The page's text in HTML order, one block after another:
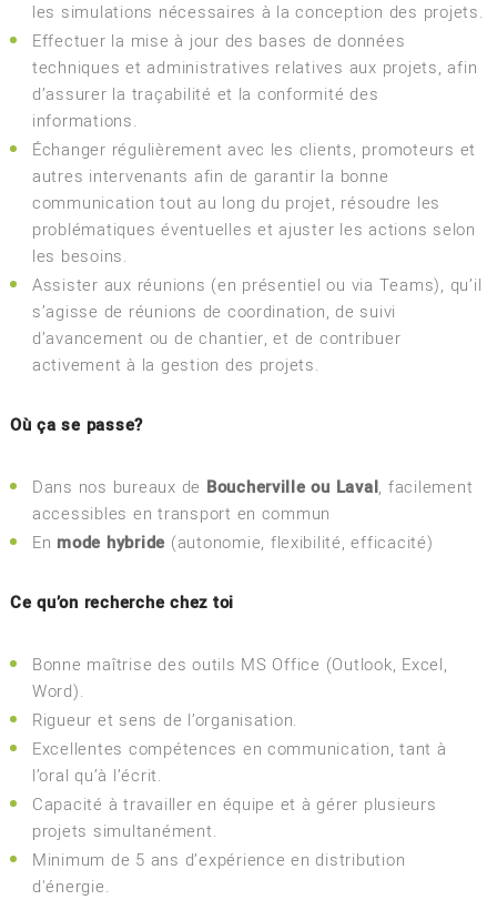
les simulations nécessaires à la conception des projets.
Effectuer la mise à jour des bases de données
techniques et administratives relatives aux projets, afin
d’assurer la traçabilité et la conformité des
informations.
Échanger régulièrement avec les clients, promoteurs et
autres intervenants afin de garantir la bonne
communication tout au long du projet, résoudre les
problématiques éventuelles et ajuster les actions selon
les besoins.
Assister aux réunions (en présentiel ou via Teams), qu’il
s’agisse de réunions de coordination, de suivi
d’avancement ou de chantier, et de contribuer
activement à la gestion des projets.
Où ça se passe?
Dans nos bureaux de Boucherville ou Laval, facilement
accessibles en transport en commun
En mode hybride (autonomie, flexibilité, efficacité)
Ce qu’on recherche chez toi
Bonne maîtrise des outils MS Office (Outlook, Excel,
Word).
Rigueur et sens de l’organisation.
Excellentes compétences en communication, tant à
l’oral qu’à l’écrit.
Capacité à travailler en équipe et à gérer plusieurs
projets simultanément.
Minimum de 5 ans d’expérience en distribution
d'énergie.